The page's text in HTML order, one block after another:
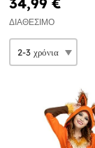
ΔΙΑΘΈΣΙΜΟ